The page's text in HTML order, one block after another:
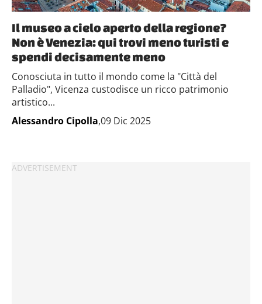
Il museo a cielo aperto della regione?
Non è Venezia: qui trovi meno turisti e
spendi decisamente meno
Conosciuta in tutto il mondo come la "Città del
Palladio", Vicenza custodisce un ricco patrimonio
artistico...
Alessandro Cipolla,09 Dic 2025